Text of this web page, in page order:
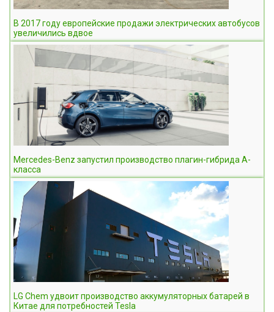
В 2017 году европейские продажи электрических автобусов
увеличились вдвое
Mercedes-Benz запустил производство плагин-гибрида A-
класса
LG Chem удвоит производство аккумуляторных батарей в
Китае для потребностей Tesla